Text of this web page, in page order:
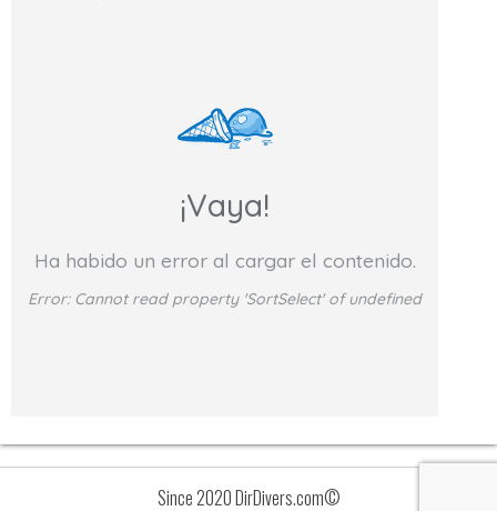
¡Vaya!
Ha habido un error al cargar el contenido.
Error: Cannot read property 'SortSelect' of undefined
Since 2020 DirDivers.com©